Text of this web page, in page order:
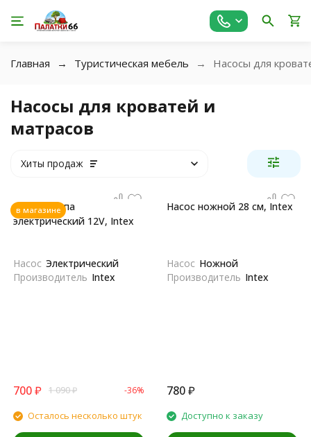
Главная Туристическая мебель Насосы для
Насосы для кроватей и
матрасов
Хиты продаж
в магазине
Насос-помпа
электрический 12V, Intex
Насос Электрический
Производитель Intex
700₽ 1 090₽ -36%
Осталось несколько штук
Насос ножной 28 см, Intex
Насос Ножной
Производитель Intex
780₽
Доступно к заказу